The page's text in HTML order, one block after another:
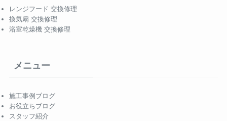
レンジフード 交換修理
換気扇 交換修理
浴室乾燥機 交換修理
メニュー
施工事例ブログ
お役立ちブログ
スタッフ紹介